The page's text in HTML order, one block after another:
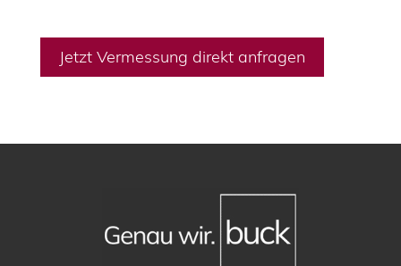
Jetzt Vermessung direkt anfragen